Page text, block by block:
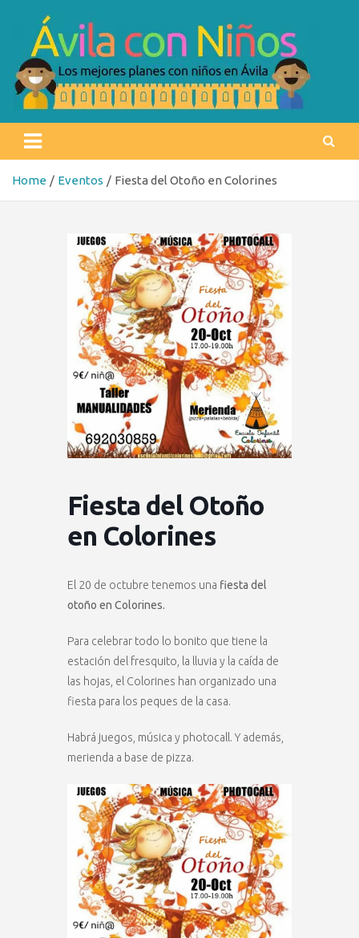
content
Ávila con niños
Home Eventos Fiesta del Otoño en Colorines
Fiesta del Otoño
en Colorines
El 20 de octubre tenemos una fiesta del
otoño en Colorines.
Para celebrar todo lo bonito que tiene la
estación del fresquito, la lluvia y la caída de
las hojas, el Colorines han organizado una
fiesta para los peques de la casa.
Habrá juegos, música y photocall. Y además,
merienda a base de pizza.